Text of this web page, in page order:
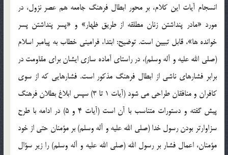
انسجام آيات اين کلام، بر محور ابطال فرهنگ جامعه هم عصر نزول، در
مورد «مادر پنداشتن زنان مطلقه از طريق ظهار» و «پسر پنداشتن پسر
خوانده ها»، قابل تبيين است. توضيح: ابتدا، فراميني خطاب به پيامبر اسلام
(صلي الله عليه و آله وسلم)، در راستاي آماده سازي ايشان براي مقاومت در
برابر فشارهاي ناشي از ابطال فرهنگ مذکور است. فشارهايي که از سوي
کافران و منافقان طراحي مي شود (آيات 1 تا 3) سپس ابلاغ بطلان فرهنگ
پيش گفته و دستورات متناسب با آن است (آيات 4 و 5) در ادامه با طرح
سزاوارتر بودن رسول خدا (صلي الله عليه و آله وسلم) بر مؤمنان حتي از خود
مؤمنان، اعمال فشار بر رسول الله (صلي الله عليه و آله وسلم) را زير سؤال